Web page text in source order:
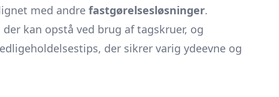
med andre fastgørelsesløsninger.
kan opstå ved brug af tagskruer, og
der sikrer varig ydeevne og